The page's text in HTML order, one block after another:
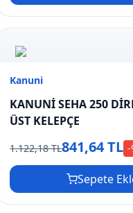
Kanuni
KANUNİ SEHA 250
ÜST KELEPÇE
1.122,18 TL841,64 TL -
Sepete